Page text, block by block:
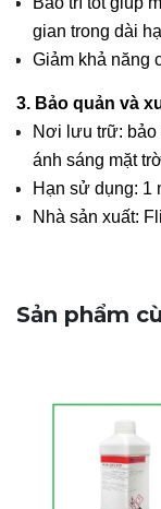
gian trong dài
Giảm khả năng
3. Bảo quản và
Nơi lưu trữ: bảo
ánh sáng mặt
Hạn sử dụng: 1
Nhà sản xuất:
Sản phẩm